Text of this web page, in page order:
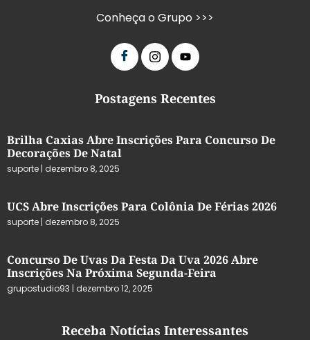
Conheça o Grupo >>>
Postagens Recentes
Brilha Caxias Abre Inscrições Para Concurso De
Decorações De Natal
suporte dezembro 8, 2025
UCS Abre Inscrições Para Colônia De Férias 2026
suporte dezembro 8, 2025
Concurso De Uvas Da Festa Da Uva 2026 Abre
Inscrições Na Próxima Segunda-Feira
grupostudio93 dezembro 12, 2025
Receba Notícias Interessantes